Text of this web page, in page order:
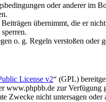
oder anderer
übernimmt, die er
o. g. Regeln verstoßen
License v2“ (GPL)
www.phpbb.de zur
Zwecke nicht untersagen